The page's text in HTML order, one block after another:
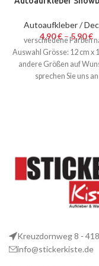
16 cm Sticker
Autoaufkleber /
4,90€–5,90€
verschiedene Farben
Auswahl Grösse: 12 cm x
andere Größen auf
sprechen Sie uns an
Kreuzdornweg 8 -
info@stickerkiste.de